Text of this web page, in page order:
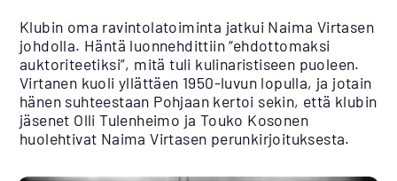
Klubin oma ravintolatoiminta jatkui Naima Virtasen
johdolla. Häntä luonnehdittiin “ehdottomaksi
auktoriteetiksi”, mitä tuli kulinaristiseen puoleen.
Virtanen kuoli yllättäen 1950-luvun lopulla, ja jotain
hänen suhteestaan Pohjaan kertoi sekin, että klubin
jäsenet Olli Tulenheimo ja Touko Kosonen
huolehtivat Naima Virtasen perunkirjoituksesta.